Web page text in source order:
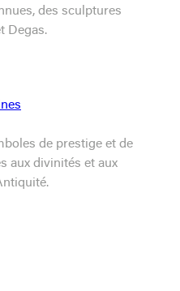
des sculptures
Degas.
de prestige et de
aux divinités et aux